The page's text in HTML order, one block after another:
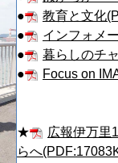
●
教育と文化
●
インフォメ
●
暮らしのチ
●
Focus on
★
広報伊万里
らへ